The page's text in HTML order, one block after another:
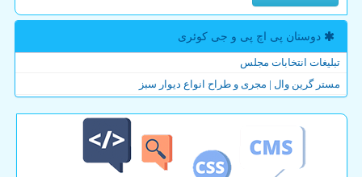
دوستان پی اچ پی و جی كوئری
تبلیغات انتخابات مجلس
مستر گرین وال | مجری و طراح انواع دیوار سبز